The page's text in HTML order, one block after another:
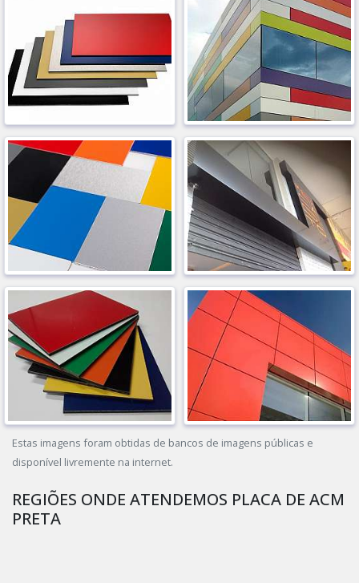
Estas imagens foram obtidas de bancos de imagens públicas e
disponível livremente na internet.
REGIÕES ONDE ATENDEMOS PLACA DE ACM
PRETA